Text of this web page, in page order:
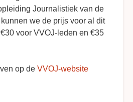
Journalistiek van de
we de prijs voor al dit
voor VVOJ-leden en €35
op de VVOJ-website